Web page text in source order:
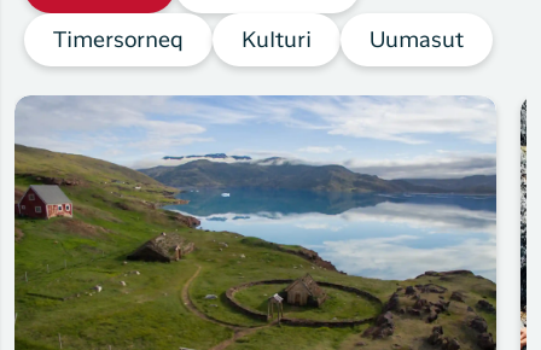
Timersorneq Kulturi Uumasut